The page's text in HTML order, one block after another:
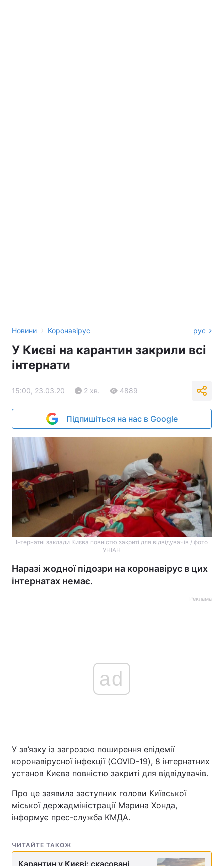
Новини › Коронавірус рус
У Києві на карантин закрили всі
інтернати
15:00, 23.03.20 2 хв. 4889
Підпишіться на нас в Google
Інтернатні заклади Києва повністю закриті для відвідувачів / фото
УНІАН
Наразі жодної підозри на коронавірус в цих
інтернатах немає.
Реклама
ad
У зв’язку із загрозою поширення епідемії
коронавірусної інфекції (COVID-19), 8 інтернатних
установ Києва повністю закриті для відвідувачів.
Про це заявила заступник голови Київської
міської держадміністрації Марина Хонда,
інформує прес-служба КМДА.
ЧИТАЙТЕ ТАКОЖ
Карантин у Києві: скасовані